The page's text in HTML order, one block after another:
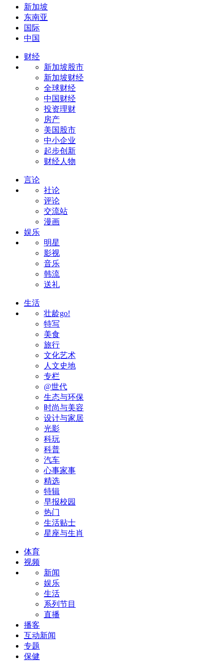
新加坡
东南亚
国际
中国
财经
新加坡股市
新加坡财经
全球财经
中国财经
投资理财
房产
美国股市
中小企业
起步创新
财经人物
言论
社论
评论
交流站
漫画
娱乐
明星
影视
音乐
韩流
送礼
生活
壮龄go!
特写
美食
旅行
文化艺术
人文史地
专栏
@世代
生态与环保
时尚与美容
设计与家居
光影
科玩
科普
汽车
心事家事
精选
特辑
早报校园
热门
生活贴士
星座与生肖
体育
视频
新闻
娱乐
生活
系列节目
直播
播客
互动新闻
专题
保健